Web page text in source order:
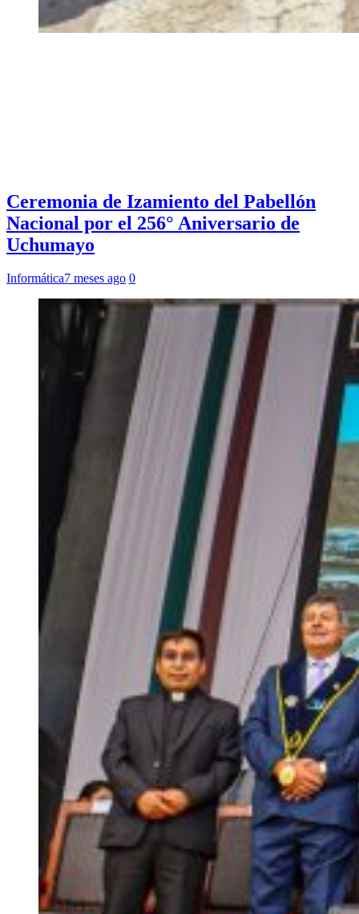
Ceremonia de Izamiento del Pabellón
Nacional por el 256° Aniversario de
Uchumayo
Informática7 meses ago 0